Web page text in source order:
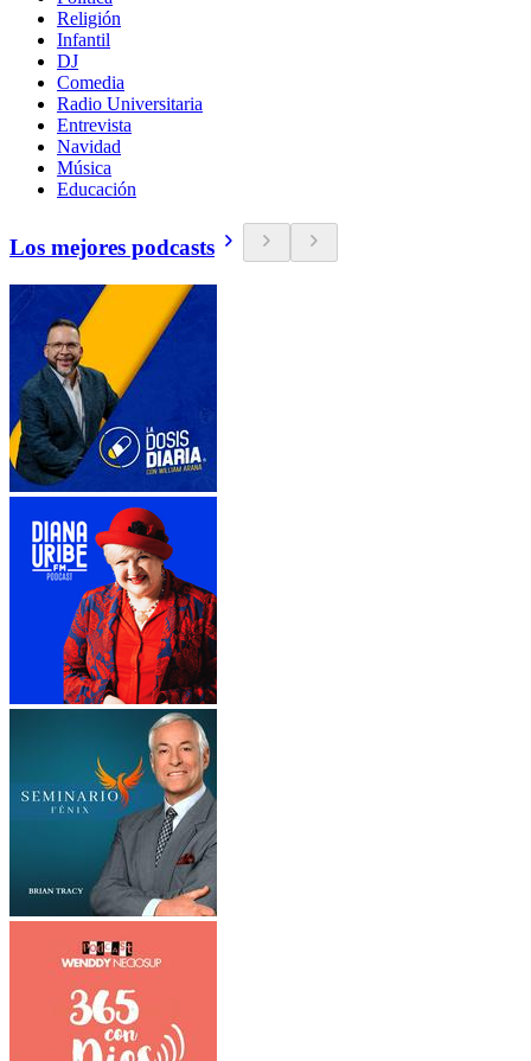
Religión
Infantil
DJ
Comedia
Radio Universitaria
Entrevista
Navidad
Música
Educación
Los mejores podcasts